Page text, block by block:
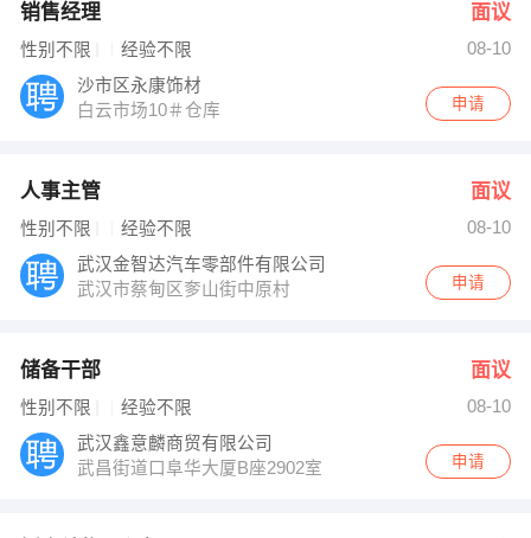
销售经理 面议
性别不限 经验不限
08-10
沙市区永康饰材
白云市场10＃仓库
申请
人事主管 面议
性别不限 经验不限
08-10
武汉金智达汽车零部件有限公司
武汉市蔡甸区奓山街中原村
申请
储备干部 面议
性别不限 经验不限
08-10
武汉鑫意麟商贸有限公司
武昌街道口阜华大厦B座2902室
申请